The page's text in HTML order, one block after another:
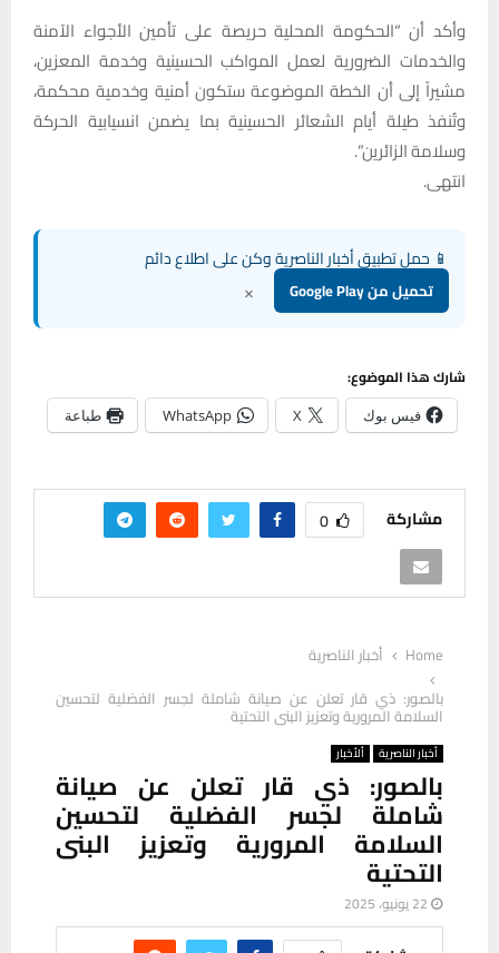
وأكد أن “الحكومة المحلية حريصة على تأمين الأجواء الآمنة
والخدمات الضرورية لعمل المواكب الحسينية وخدمة المعزين،
مشيراً إلى أن الخطة الموضوعة ستكون أمنية وخدمية محكمة،
وتُنفذ طيلة أيام الشعائر الحسينية بما يضمن انسيابية الحركة
وسلامة الزائرين”.
انتهى.
📱 حمل تطبيق أخبار الناصرية وكن على اطلاع دائم
تحميل من Google Play ×
شارك هذا الموضوع:
فيس بوك X
WhatsApp طباعة
مشاركة 0
Home
أخبار الناصرية
بالصور: ذي قار تعلن عن صيانة شاملة لجسر الفضلية لتحسين
السلامة المرورية وتعزيز البنى التحتية
أخبار الناصرية ألأخبار
بالصور: ذي قار تعلن عن صيانة
شاملة لجسر الفضلية لتحسين
السلامة المرورية وتعزيز البنى
التحتية
22 يونيو، 2025